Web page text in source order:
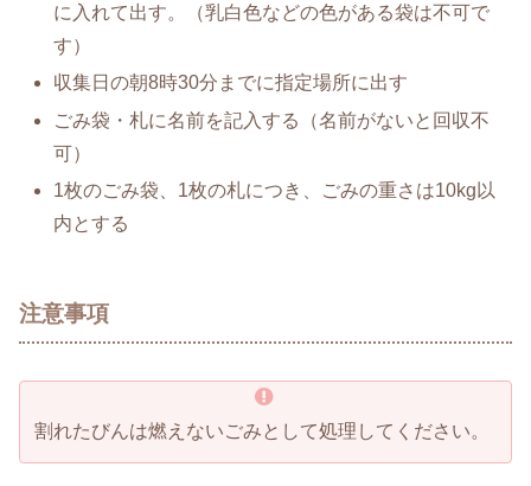
に入れて出す。（乳白色などの色がある袋は不可で
す）
収集日の朝8時30分までに指定場所に出す
ごみ袋・札に名前を記入する（名前がないと回収不
可）
1枚のごみ袋、1枚の札につき、ごみの重さは10kg以
内とする
注意事項
割れたびんは燃えないごみとして処理してください。